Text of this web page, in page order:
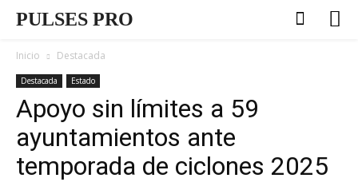
PULSES PRO
Inicio Destacada
Destacada Estado
Apoyo sin límites a 59
ayuntamientos ante
temporada de ciclones 2025